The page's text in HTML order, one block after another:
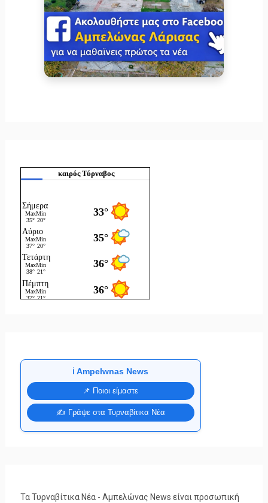
καιρός Τύρναβος
ℹ️ Ampelwnas News
📌 Ποιοι είμαστε
✍️ Γράψε στα Τυρναβίτικα Νέα
Τα Τυρναβίτικα Νέα - Αμπελώνας News είναι προσωπική